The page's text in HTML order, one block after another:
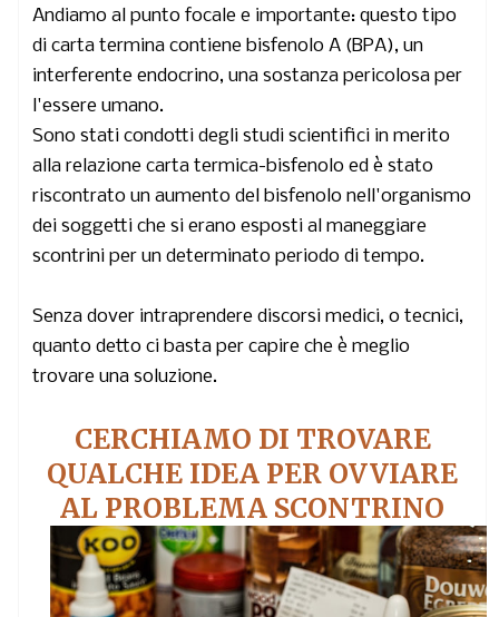
Andiamo al punto focale e importante: questo tipo
di carta termina contiene bisfenolo A (BPA), un
interferente endocrino, una sostanza pericolosa per
l'essere umano.
Sono stati condotti degli studi scientifici in merito
alla relazione carta termica-bisfenolo ed è stato
riscontrato un aumento del bisfenolo nell'organismo
dei soggetti che si erano esposti al maneggiare
scontrini per un determinato periodo di tempo.
Senza dover intraprendere discorsi medici, o tecnici,
quanto detto ci basta per capire che è meglio
trovare una soluzione.
CERCHIAMO DI TROVARE
QUALCHE IDEA PER OVVIARE
AL PROBLEMA SCONTRINO